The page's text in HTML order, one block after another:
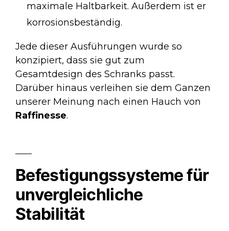
maximale Haltbarkeit. Außerdem ist er
korrosionsbeständig.
Jede dieser Ausführungen wurde so
konzipiert, dass sie gut zum
Gesamtdesign des Schranks passt.
Darüber hinaus verleihen sie dem Ganzen
unserer Meinung nach einen Hauch von
Raffinesse.
Befestigungssysteme für
unvergleichliche
Stabilität